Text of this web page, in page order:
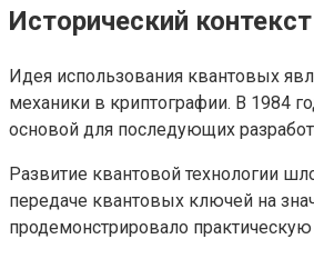
Исторический
Идея использования квантовых
механики в криптографии. В 1984
основой для последующих
Развитие квантовой технологии
передаче квантовых ключей на
продемонстрировало